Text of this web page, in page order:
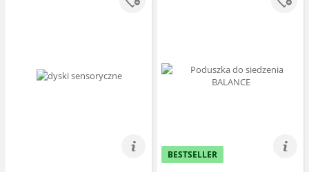
BESTSELLER